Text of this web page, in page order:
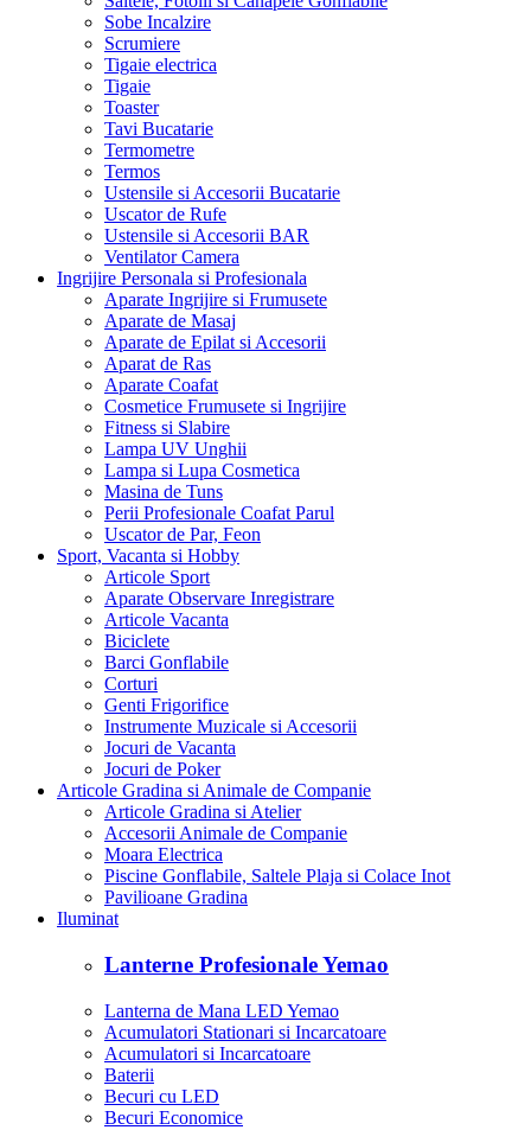
Sobe Incalzire
Scrumiere
Tigaie electrica
Tigaie
Toaster
Tavi Bucatarie
Termometre
Termos
Ustensile si Accesorii Bucatarie
Uscator de Rufe
Ustensile si Accesorii BAR
Ventilator Camera
Ingrijire Personala si Profesionala
Aparate Ingrijire si Frumusete
Aparate de Masaj
Aparate de Epilat si Accesorii
Aparat de Ras
Aparate Coafat
Cosmetice Frumusete si Ingrijire
Fitness si Slabire
Lampa UV Unghii
Lampa si Lupa Cosmetica
Masina de Tuns
Perii Profesionale Coafat Parul
Uscator de Par, Feon
Sport, Vacanta si Hobby
Articole Sport
Aparate Observare Inregistrare
Articole Vacanta
Biciclete
Barci Gonflabile
Corturi
Genti Frigorifice
Instrumente Muzicale si Accesorii
Jocuri de Vacanta
Jocuri de Poker
Articole Gradina si Animale de Companie
Articole Gradina si Atelier
Accesorii Animale de Companie
Moara Electrica
Piscine Gonflabile, Saltele Plaja si Colace Inot
Pavilioane Gradina
Iluminat
Lanterne Profesionale Yemao
Lanterna de Mana LED Yemao
Acumulatori Stationari si Incarcatoare
Acumulatori si Incarcatoare
Baterii
Becuri cu LED
Becuri Economice